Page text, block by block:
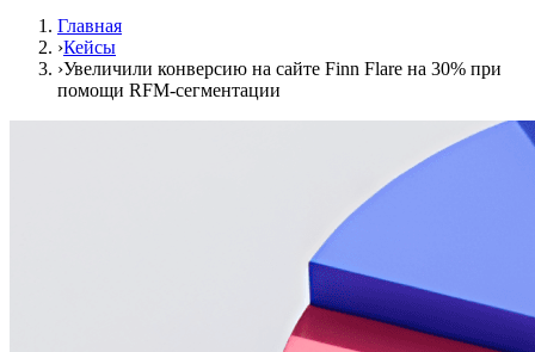
Главная
›Кейсы
›Увеличили конверсию на сайте Finn Flare на 30% при
помощи RFM-сегментации